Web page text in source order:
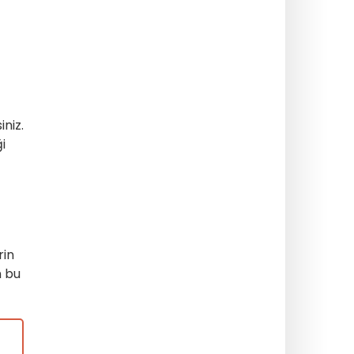
bu